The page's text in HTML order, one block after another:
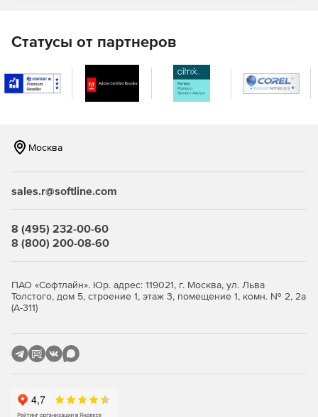
Это проактивное, оптимизированное решение для
полной защиты мобильных устройств. Отражает попытки
фишинга, поступающие через различные социальные
приложения, защищая своих сотрудников от доступа к
подключений.
файловых серверов с интегрированным управлением
исправлениями.
электронной почты на наличие вредоносного
содержимого.
Сертифицированная защита Citrix с управлением
Защита Linux, обеспечивающая основные
Статусы от партнеров
Москва
sales.r@softline.com
8 (495) 232-00-60
8 (800) 200-08-60
ПАО «Софтлайн». Юр. адрес: 119021, г. Москва, ул. Льва
Толстого, дом 5, строение 1, этаж 3, помещение 1, комн. № 2, 2а
(А-311)